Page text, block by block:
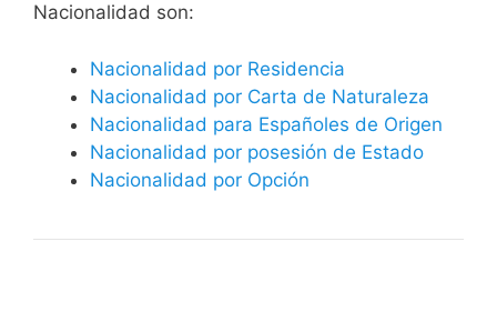
Nacionalidad son:
Nacionalidad por Residencia
Nacionalidad por Carta de Naturaleza
Nacionalidad para Españoles de Origen
Nacionalidad por posesión de Estado
Nacionalidad por Opción